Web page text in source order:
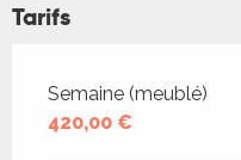
Tarifs
Tarifs 2026
Semaine (meublé)
420,00 €